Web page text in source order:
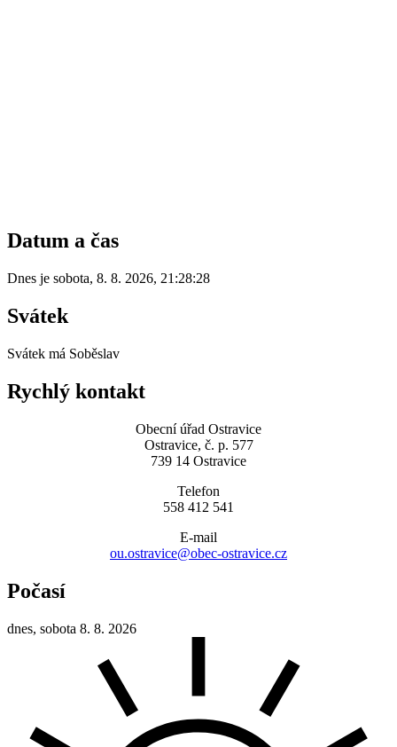
Datum a čas
Dnes je sobota, 8. 8. 2026, 21:28:28
Svátek
Svátek má Soběslav
Rychlý kontakt
Obecní úřad Ostravice
Ostravice, č. p. 577
739 14 Ostravice
Telefon
558 412 541
E-mail
ou.ostravice@obec-ostravice.cz
Počasí
dnes, sobota 8. 8. 2026